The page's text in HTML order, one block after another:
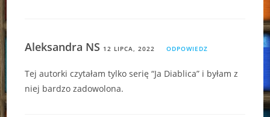
Aleksandra NS 12 LIPCA, 2022 ODPOWIEDZ
Tej autorki czytałam tylko serię “Ja Diablica” i byłam z
niej bardzo zadowolona.